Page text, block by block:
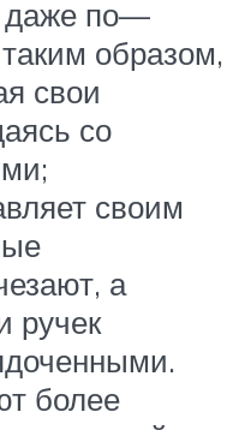
даже по—
образом,
свои
со
своим
а
ручек
более